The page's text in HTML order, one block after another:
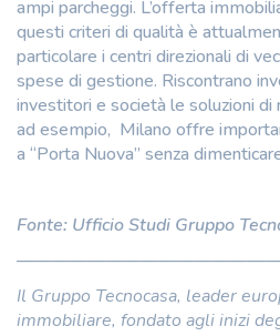
ampi parcheggi. L’offerta
questi criteri di qualità è
particolare i centri direzionali di
spese di gestione. Riscontrano
investitori e società le soluzioni di
ad esempio, Milano offre
a “Porta Nuova” senza
Fonte: Ufficio Studi Gruppo
Il Gruppo Tecnocasa, leader
immobiliare, fondato agli inizi